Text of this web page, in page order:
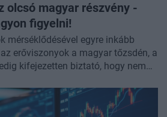
olcsó magyar részvény -
figyelni!
mérséklődésével egyre inkább
erőviszonyok a magyar tőzsdén, a
kifejezetten biztató, hogy nem
magyar részvénnyel
csak, hogy olcsó, de épp kitörésre